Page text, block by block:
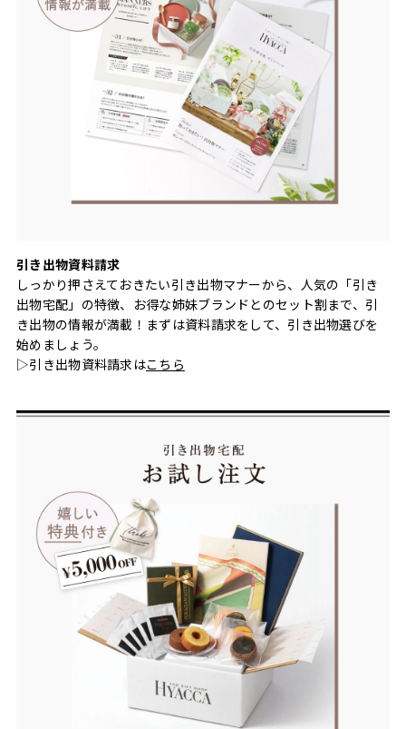
引き出物資料請求
しっかり押さえておきたい引き出物マナーから、人気の「引き
出物宅配」の特徴、お得な姉妹ブランドとのセット割まで、引
き出物の情報が満載！まずは資料請求をして、引き出物選びを
始めましょう。
▷引き出物資料請求はこちら